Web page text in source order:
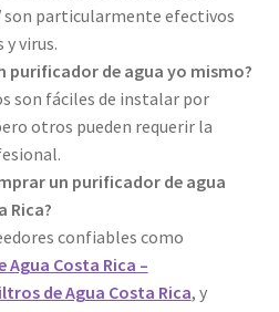
son particularmente efectivos
virus.
purificador de agua yo mismo?
son fáciles de instalar por
otros pueden requerir la
un purificador de agua
Rica?
confiables como
Agua Costa Rica –
de Agua Costa Rica, y